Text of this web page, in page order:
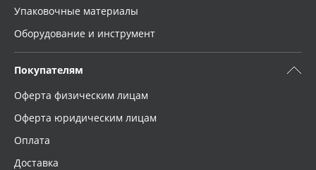
Упаковочные материалы
Оборудование и инструмент
Покупателям
Оферта физическим лицам
Оферта юридическим лицам
Оплата
Доставка